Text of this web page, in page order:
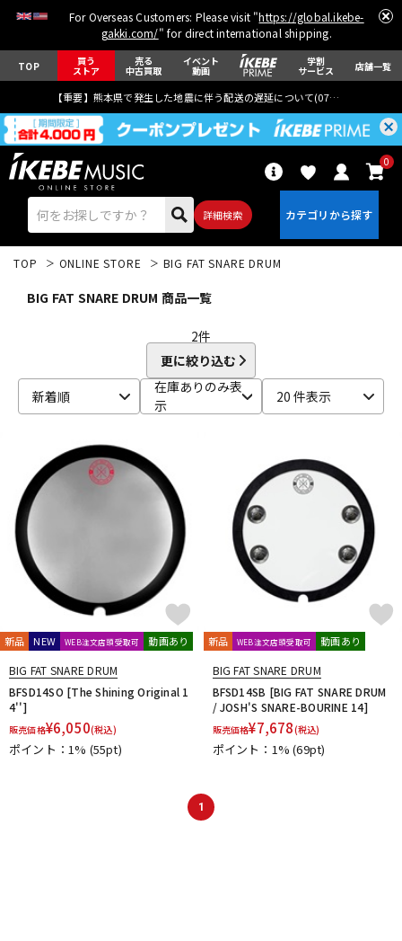
For Overseas Customers: Please visit "https://global.ikebe-
gakki.com/" for direct international shipping.
TOP 買う
ストア
売る
中古買取
イベント
動画
学割
サービス 店舗一覧
【重要】熊本県で発生した地震に伴う配送の遅延について(07月29日
詳細検索
0
パーカッション
電子ピアノ
アンプ エフェクター
DJ機器 DTM
TOP ONLINE STORE BIG FAT SNARE DRUM
BIG FAT SNARE DRUM 商品一覧
2件
更に絞り込む
新着順
在庫ありのみ表
示
20 件表示
新品 NEW WEB注文店頭受取可 動画あり
BIG FAT SNARE DRUM
BFSD14SO [The Shining Original 1
4'']
販売価格¥6,050(税込)
ポイント：1% (55pt)
新品 WEB注文店頭受取可 動画あり
BIG FAT SNARE DRUM
BFSD14SB [BIG FAT SNARE DRUM
/ JOSH'S SNARE-BOURINE 14]
販売価格¥7,678(税込)
ポイント：1%(69pt)
1